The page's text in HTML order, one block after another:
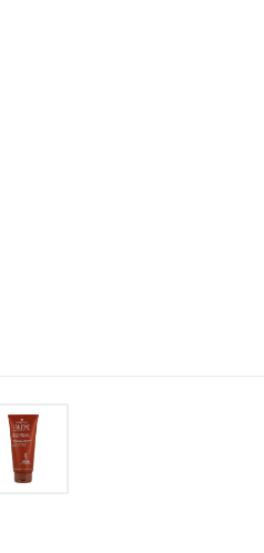
image
View larger image